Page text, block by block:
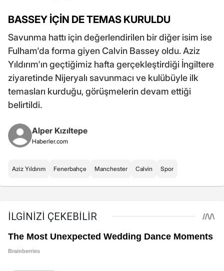
BASSEY İÇİN DE TEMAS KURULDU
Savunma hattı için değerlendirilen bir diğer isim ise
Fulham'da forma giyen Calvin Bassey oldu. Aziz
Yıldırım'ın geçtiğimiz hafta gerçekleştirdiği İngiltere
ziyaretinde Nijeryalı savunmacı ve kulübüyle ilk
temasları kurduğu, görüşmelerin devam ettiği
belirtildi.
Alper Kızıltepe
Haberler.com
Aziz Yıldırım Fenerbahçe Manchester Calvin Spor